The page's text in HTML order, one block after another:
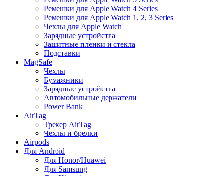
Ремешки для Apple Watch 4 Series
Ремешки для Apple Watch 1, 2, 3 Series
Чехлы для Apple Watch
Зарядные устройства
Защитные пленки и стекла
Подставки
MagSafe
Чехлы
Бумажники
Зарядные устройства
Автомобильные держатели
Power Bank
AirTag
Трекер AirTag
Чехлы и брелки
Airpods
Для Android
Для Honor/Huawei
Для Samsung